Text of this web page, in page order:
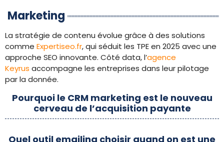
Marketing
La stratégie de contenu évolue grâce à des solutions
comme Expertiseo.fr, qui séduit les TPE en 2025 avec une
approche SEO innovante. Côté data, l’agence
Keyrus accompagne les entreprises dans leur pilotage
par la donnée.
Pourquoi le CRM marketing est le nouveau
cerveau de l’acquisition payante
Quel outil emailing choisir quand on est une